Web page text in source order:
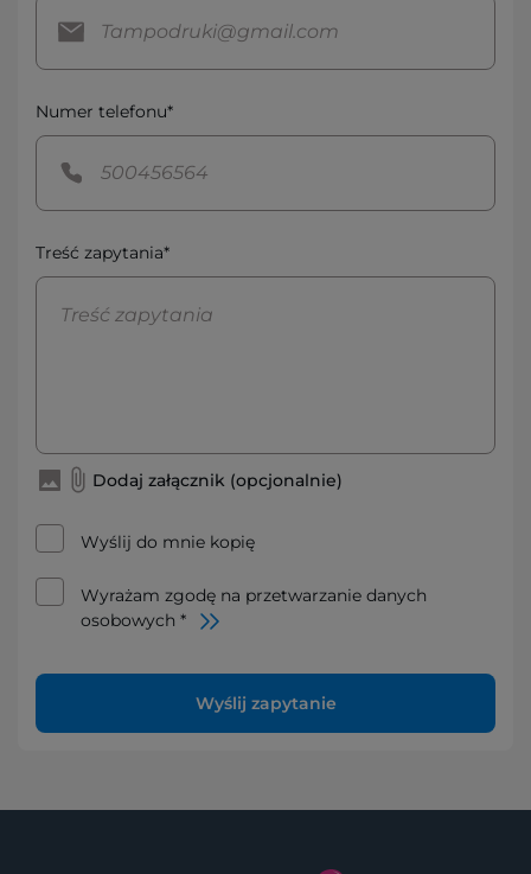
Numer telefonu*
Treść zapytania*
Dodaj załącznik (opcjonalnie)
Wyślij do mnie kopię
Wyrażam zgodę na przetwarzanie danych
osobowych *
Wyślij zapytanie